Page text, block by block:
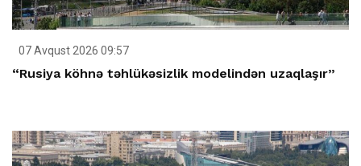
07 Avqust 2026 09:57
“Rusiya köhnə təhlükəsizlik modelindən uzaqlaşır”